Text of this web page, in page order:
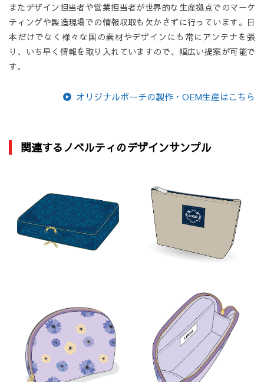
またデザイン担当者や営業担当者が世界的な生産拠点でのマーケ
ティングや製造現場での情報収取も欠かさずに行っています。日
本だけでなく様々な国の素材やデザインにも常にアンテナを張
り、いち早く情報を取り入れていますので、幅広い提案が可能で
す。
オリジナルポーチの製作・OEM生産はこちら
関連するノベルティのデザインサンプル